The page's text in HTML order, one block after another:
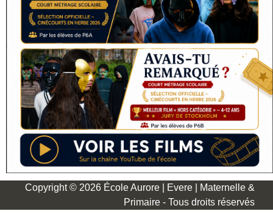
Copyright © 2026 École Aurore | Evere | Maternelle &
Primaire - Tous droits réservés